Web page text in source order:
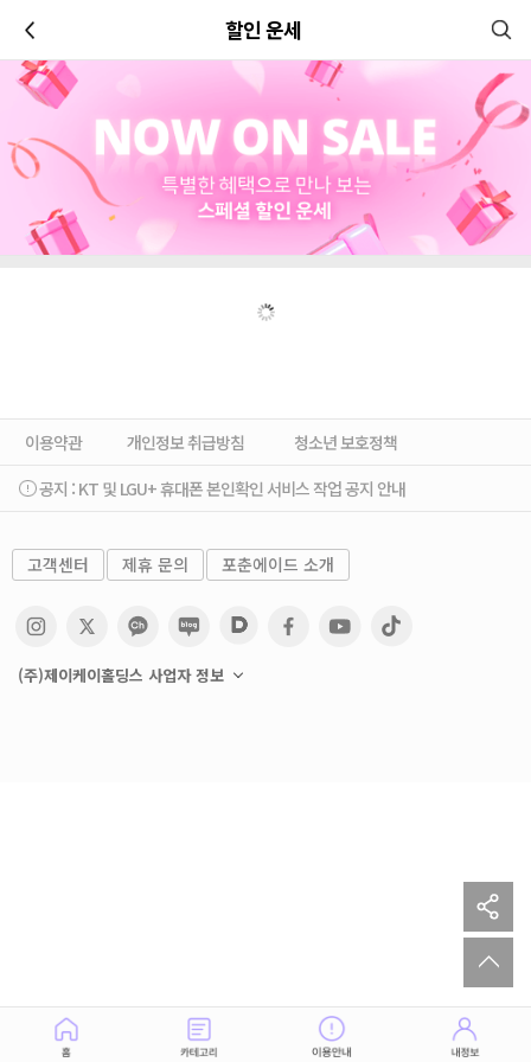
할인 운세
이용약관 개인정보 취급방침
청소년 보호정책
공지 : KT 및 LGU+ 휴대폰 본인확인 서비스 작업 공지 안내
고객센터 제휴 문의 포춘에이드 소개
(주)제이케이홀딩스 사업자 정보